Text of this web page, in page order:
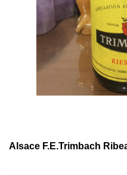
Alsace F.E.Trimbach